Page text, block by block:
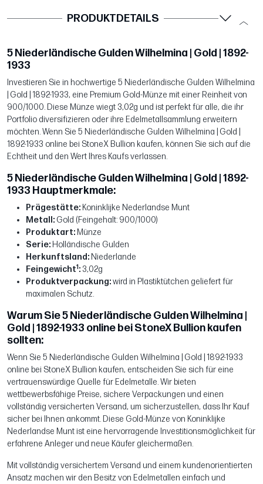
PRODUKTDETAILS
5 Niederländische Gulden Wilhelmina | Gold | 1892-
1933
Investieren Sie in hochwertige 5 Niederländische Gulden Wilhelmina
| Gold | 1892-1933, eine Premium Gold-Münze mit einer Reinheit von
900/1000. Diese Münze wiegt 3,02g und ist perfekt für alle, die ihr
Portfolio diversifizieren oder ihre Edelmetallsammlung erweitern
möchten. Wenn Sie 5 Niederländische Gulden Wilhelmina | Gold |
1892-1933 online bei StoneX Bullion kaufen, können Sie sich auf die
Echtheit und den Wert Ihres Kaufs verlassen.
5 Niederländische Gulden Wilhelmina | Gold | 1892-
1933 Hauptmerkmale:
Prägestätte: Koninklijke Nederlandse Munt
Metall: Gold (Feingehalt: 900/1000)
Produktart: Münze
Serie: Holländische Gulden
Herkunftsland: Niederlande
Feingewicht1: 3,02g
Produktverpackung:wird in Plastiktütchen geliefert für
maximalen Schutz.
Warum Sie 5 Niederländische Gulden Wilhelmina |
Gold | 1892-1933 online bei StoneX Bullion kaufen
sollten:
Wenn Sie 5 Niederländische Gulden Wilhelmina | Gold | 1892-1933
online bei StoneX Bullion kaufen, entscheiden Sie sich für eine
vertrauenswürdige Quelle für Edelmetalle. Wir bieten
wettbewerbsfähige Preise, sichere Verpackungen und einen
vollständig versicherten Versand, um sicherzustellen, dass Ihr Kauf
sicher bei Ihnen ankommt. Diese Gold-Münze von Koninklijke
Nederlandse Munt ist eine hervorragende Investitionsmöglichkeit für
erfahrene Anleger und neue Käufer gleichermaßen.
Mit vollständig versichertem Versand und einem kundenorientierten
Ansatz machen wir den Besitz von Edelmetallen einfach und